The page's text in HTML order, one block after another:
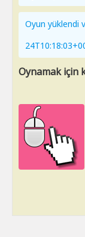
Oyun yüklendi
Oynamak için